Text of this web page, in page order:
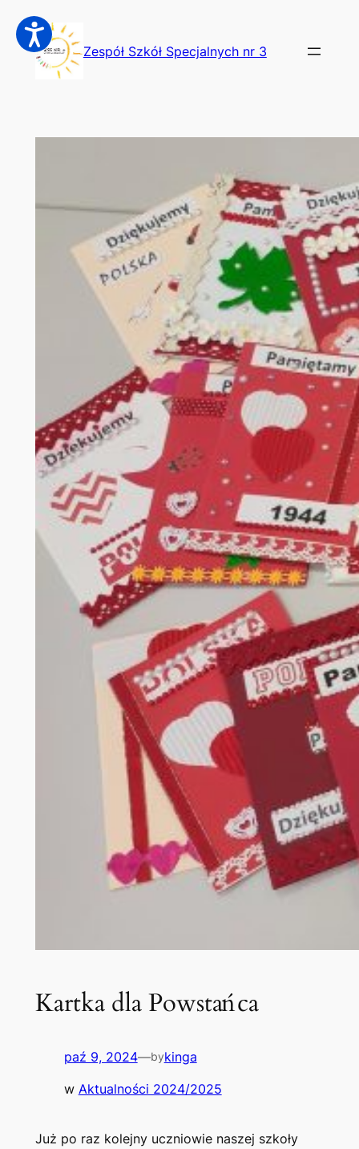
Przejdź
do
treści
Zespół Szkół Specjalnych nr 3
Kartka dla Powstańca
paź 9, 2024—bykinga
w Aktualności 2024/2025
Już po raz kolejny uczniowie naszej szkoły